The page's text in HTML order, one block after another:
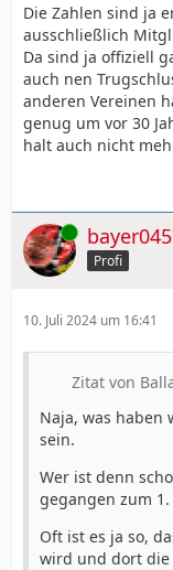
Die Zahlen sind ja
ausschließlich
Da sind ja offiziell
auch nen
anderen Vereinen
genug um vor 30
halt auch nicht
Online
Profi
10. Juli 2024 um 16:41
Zitat von
Naja, was haben
sein.
Wer ist denn
gegangen zum
Oft ist es ja so,
wird und dort die